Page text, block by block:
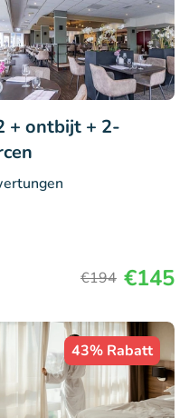
+ ontbijt + 2-
€194 €145
43% Rabatt